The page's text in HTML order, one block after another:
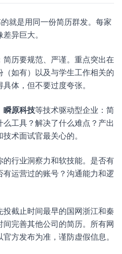
就是用同一份简历群发。每家
异巨大。
简历要规范、严谨。重点突出在
如有）以及与学生工作相关的
体，但不要过度夸张。
瞬原科技等技术驱动型企业：简
工具？解决了什么难点？产出
术面试官最关心的。
的行业洞察力和软技能。是否有
运营过的账号？沟通能力和逻
截止时间最早的国网浙江和秦
完善其他公司的简历。所有网
方发布为准，谨防虚假信息。